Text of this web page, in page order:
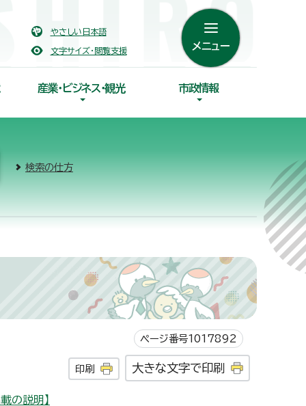
やさしい日本語
文字サイズ・閲覧支援 メニュー
産業・ビジネス・観光 市政情報
検索の仕方
ページ番号1017892
印刷 大きな文字で印刷
の説明】